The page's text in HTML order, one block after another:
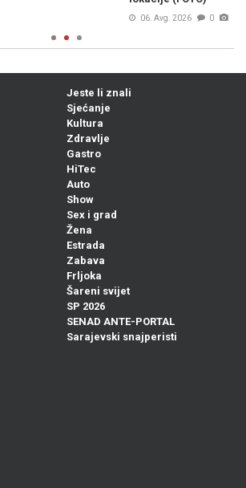
Jeste li znali
Sjećanje
Kultura
Zdravlje
Gastro
HiTec
Auto
Show
Sex i grad
Žena
Estrada
Zabava
Frljoka
Šareni svijet
SP 2026
SENAD ANTE-PORTAL
Sarajevski snajperisti